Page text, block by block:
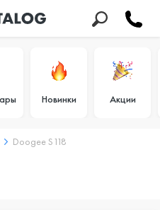
Новинки Акции
Doogee S118